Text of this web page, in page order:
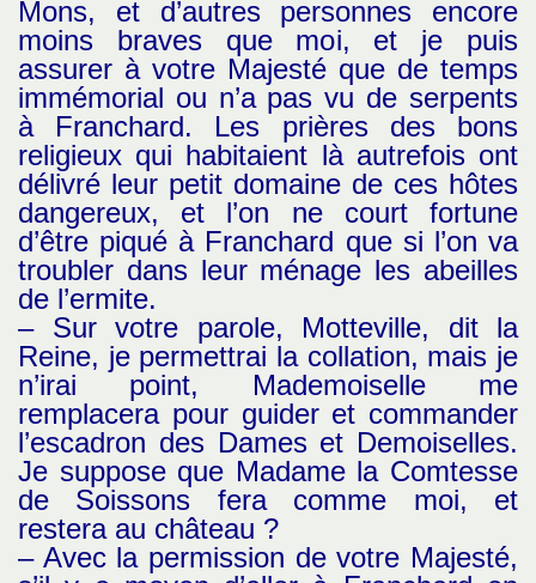
Mons, et d’autres personnes encore
moins braves que moi, et je puis
assurer à votre Majesté que de temps
immémorial ou n’a pas vu de serpents
à Franchard. Les prières des bons
religieux qui habitaient là autrefois ont
délivré leur petit domaine de ces hôtes
dangereux, et l’on ne court fortune
d’être piqué à Franchard que si l’on va
troubler dans leur ménage les abeilles
de l’ermite.
– Sur votre parole, Motteville, dit la
Reine, je permettrai la collation, mais je
n’irai point, Mademoiselle me
remplacera pour guider et commander
l’escadron des Dames et Demoiselles.
Je suppose que Madame la Comtesse
de Soissons fera comme moi, et
restera au château ?
– Avec la permission de votre Majesté,